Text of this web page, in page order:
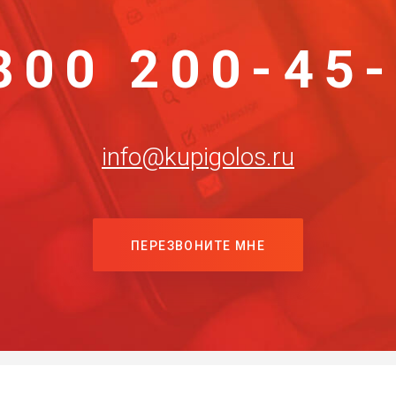
200-
info@kupigolos.ru
ПЕРЕЗВОНИТЕ МНЕ